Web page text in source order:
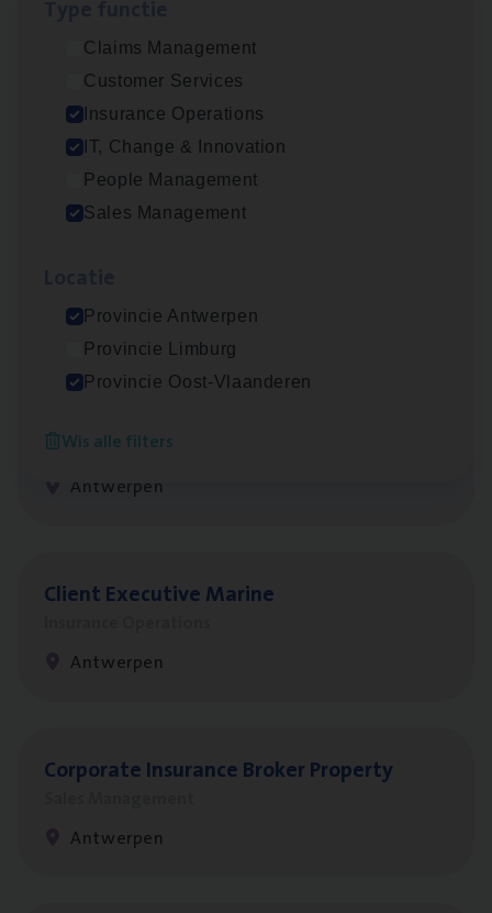
Claims Management
Customer Services
Insurance Operations
IT, Change & Innovation
People Management
Sales Management
Provincie Antwerpen
Provincie Limburg
Provincie Oost-Vlaanderen
Wis alle filters
(Agi­le)ITPro­ject Manager
IT, Change & Innovation
Antwerpen
Advisor/​Configuratie ana­lyst Part­ner in
Beveren
People Management, Sales Management
Antwerpen
Client Exe­cu­ti­ve Marine
Antwerpen
Cor­po­ra­te Insu­ran­ce Bro­ker Property
Antwerpen